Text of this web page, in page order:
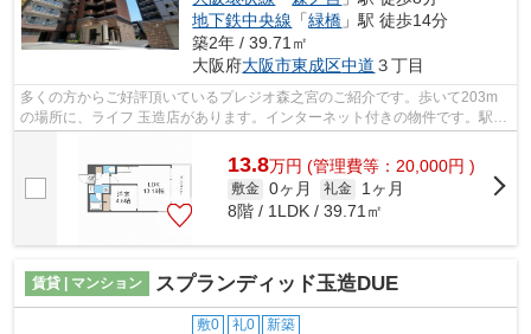
地下鉄中央線 「緑橋 」駅 徒歩14分
築2年 / 39.71㎡
大阪府大阪市東成区中道 ３丁目
多くの方からご好評頂いているプレジオ森之宮のご紹介です。歩いて203m
の場所に、ライフ 玉造店があります。インターネット付きの物件です。駅ま
で歩いてアクセスできる、徒歩5分の距...
13.8万円 (管理費等：20,000円 )
敷金 0ヶ月 礼金
1ヶ月
8階 / 1LDK / 39.71㎡
賃貸 | マンション スプランディッド玉造DUE
敷0 礼0 新築